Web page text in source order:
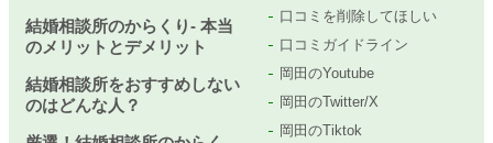
結婚相談所のからくり- 本当
のメリットとデメリット
結婚相談所をおすすめしない
のはどんな人？
口コミを削除してほしい
口コミガイドライン
岡田のYoutube
岡田のTwitter/X
岡田のTiktok